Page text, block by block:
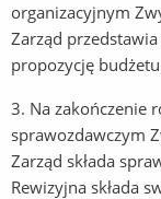
organizacyjnym
Zarząd
propozycję
3. Na zakończenie
sprawozdawczym
Zarząd składa
Rewizyjna składa